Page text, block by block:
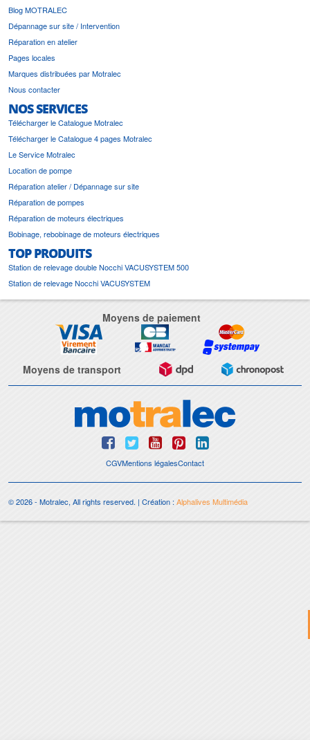
Blog MOTRALEC
Dépannage sur site / Intervention
Réparation en atelier
Pages locales
Marques distribuées par Motralec
Nous contacter
NOS SERVICES
Télécharger le Catalogue Motralec
Télécharger le Catalogue 4 pages Motralec
Le Service Motralec
Location de pompe
Réparation atelier / Dépannage sur site
Réparation de pompes
Réparation de moteurs électriques
Bobinage, rebobinage de moteurs électriques
TOP PRODUITS
Station de relevage double Nocchi VACUSYSTEM 500
Station de relevage Nocchi VACUSYSTEM
Moyens de paiement
Moyens de transport
CGVMentions légalesContact
© 2026 - Motralec, All rights reserved. | Création :Alphalives Multimédia